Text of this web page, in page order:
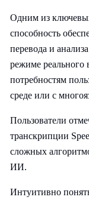
Одним из
способность
перевода и
режиме реального
потребностям
среде или с
Пользователи
транскрипции
сложных
ИИ.
Интуитивно